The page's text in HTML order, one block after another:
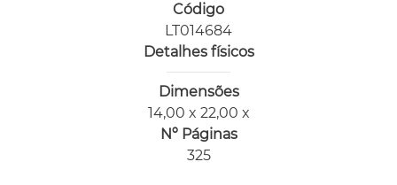
Código
LT014684
Detalhes físicos
Dimensões
14,00 x 22,00 x
Nº Páginas
325